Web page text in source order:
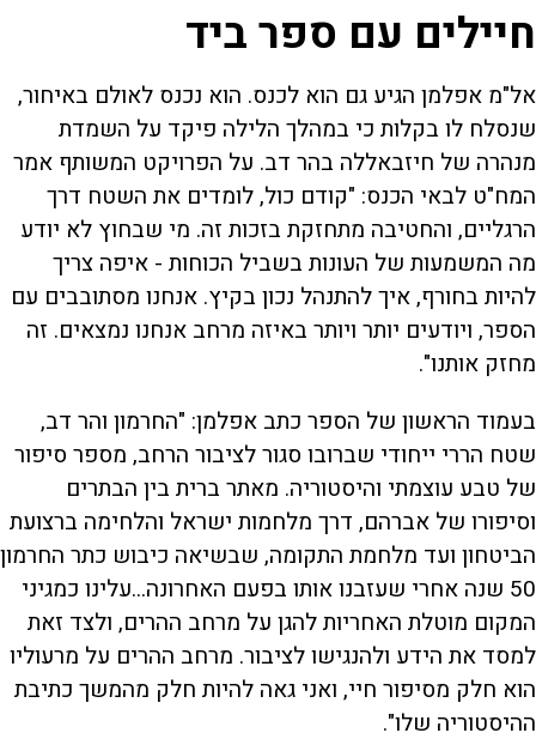
חיילים עם ספר ביד
אל"מ אפלמן הגיע גם הוא לכנס. הוא נכנס לאולם באיחור,
שנסלח לו בקלות כי במהלך הלילה פיקד על השמדת
מנהרה של חיזבאללה בהר דב. על הפרויקט המשותף אמר
המח"ט לבאי הכנס: "קודם כול, לומדים את השטח דרך
הרגליים, והחטיבה מתחזקת בזכות זה. מי שבחוץ לא יודע
מה המשמעות של העונות בשביל הכוחות - איפה צריך
להיות בחורף, איך להתנהל נכון בקיץ. אנחנו מסתובבים עם
הספר, ויודעים יותר ויותר באיזה מרחב אנחנו נמצאים. זה
מחזק אותנו".
בעמוד הראשון של הספר כתב אפלמן: "החרמון והר דב,
שטח הררי ייחודי שברובו סגור לציבור הרחב, מספר סיפור
של טבע עוצמתי והיסטוריה. מאתר ברית בין הבתרים
וסיפורו של אברהם, דרך מלחמות ישראל והלחימה ברצועת
הביטחון ועד מלחמת התקומה, שבשיאה כיבוש כתר החרמון
50 שנה אחרי שעזבנו אותו בפעם האחרונה...עלינו כמגיני
המקום מוטלת האחריות להגן על מרחב ההרים, ולצד זאת
למסד את הידע ולהנגישו לציבור. מרחב ההרים על מרעוליו
הוא חלק מסיפור חיי, ואני גאה להיות חלק מהמשך כתיבת
ההיסטוריה שלו".